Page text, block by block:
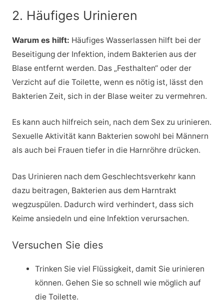
2. Häufiges Urinieren
Warum es hilft: Häufiges Wasserlassen hilft bei der
Beseitigung der Infektion, indem Bakterien aus der
Blase entfernt werden. Das „Festhalten“ oder der
Verzicht auf die Toilette, wenn es nötig ist, lässt den
Bakterien Zeit, sich in der Blase weiter zu vermehren.
Es kann auch hilfreich sein, nach dem Sex zu urinieren.
Sexuelle Aktivität kann Bakterien sowohl bei Männern
als auch bei Frauen tiefer in die Harnröhre drücken.
Das Urinieren nach dem Geschlechtsverkehr kann
dazu beitragen, Bakterien aus dem Harntrakt
wegzuspülen. Dadurch wird verhindert, dass sich
Keime ansiedeln und eine Infektion verursachen.
Versuchen Sie dies
Trinken Sie viel Flüssigkeit, damit Sie urinieren
können. Gehen Sie so schnell wie möglich auf
die Toilette.